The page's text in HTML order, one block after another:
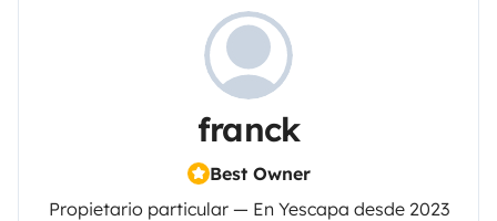
franck
Best Owner
Propietario particular — En Yescapa desde 2023